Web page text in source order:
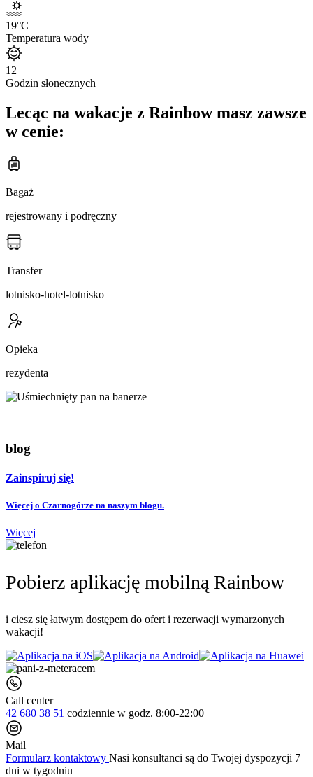
19°C
Temperatura wody
12
Godzin słonecznych
Lecąc na wakacje z Rainbow masz zawsze
w cenie:
Bagaż
rejestrowany i podręczny
Transfer
lotnisko-hotel-lotnisko
Opieka
rezydenta
blog
Zainspiruj się!
Więcej o Czarnogórze na naszym blogu.
Więcej
Pobierz aplikację mobilną Rainbow
i ciesz się łatwym dostępem do ofert i rezerwacji wymarzonych
wakacji!
Call center
42 680 38 51 codziennie w godz. 8:00-22:00
Mail
Formularz kontaktowy Nasi konsultanci są do Twojej dyspozycji 7
dni w tygodniu